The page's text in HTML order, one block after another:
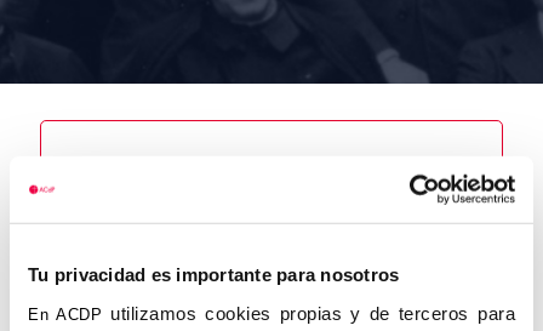
Tu privacidad es importante para nosotros
En ACDP utilizamos cookies propias y de terceros para
González, José
Luis